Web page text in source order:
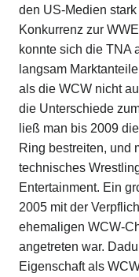
den US-Medien
Konkurrenz zur
konnte sich die TNA
langsam
als die WCW nicht
die Unterschiede
ließ man bis 2009
Ring bestreiten, und
technisches
Entertainment. Ein
2005 mit der
ehemaligen WCW-
angetreten war.
Eigenschaft als